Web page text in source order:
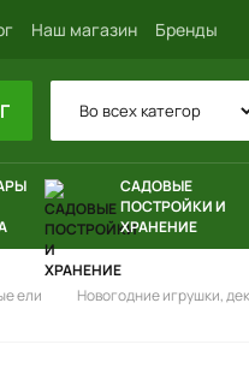
Наш магазин Бренды
САДОВЫЕ
ПОСТРОЙКИ И
ХРАНЕНИЕ
ели Новогодние игрушки,